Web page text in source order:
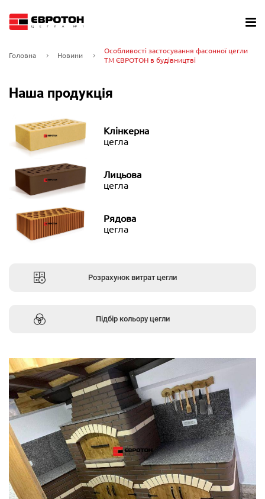
Головна Новини
Особливості застосування фасонної цегли
ТМ ЄВРОТОН в будівництві
Наша продукція
Клінкерна
цегла
Лицьова
цегла
Рядова
цегла
Розрахунок витрат цегли
Підбір кольору цегли